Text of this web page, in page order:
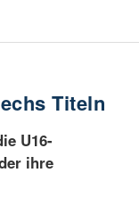
Titeln
U16-
ihre